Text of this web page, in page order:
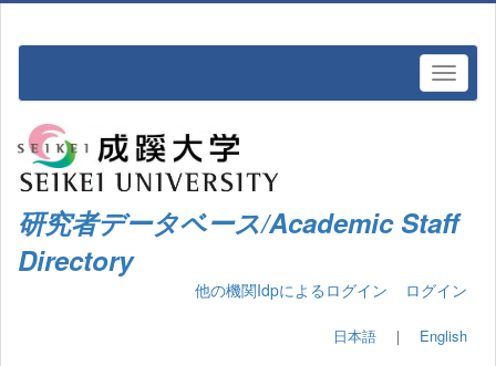
研究者データベース/Academic Staff
Directory
他の機関Idpによるログイン ログイン
日本語 ｜ English